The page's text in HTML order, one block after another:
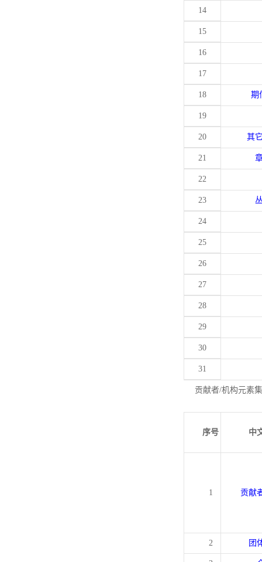
14
15
16
17
18 期
19
20 其
21
22
23
24
25
26
27
28
29
30
31
贡献者/机构元素
序号 中
1 贡献
2 团